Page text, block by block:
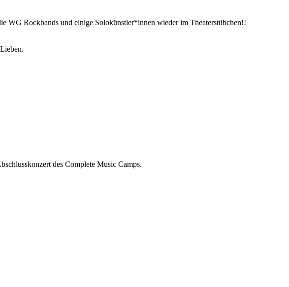
WG Rockbands und einige Solokünstler*innen wieder im Theaterstübchen!!
des Complete Music Camps.